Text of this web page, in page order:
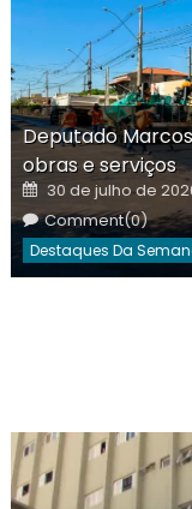
Deputado
obras e serviços
Posted
on
30 de julho de
Comment(0)
Destaques Da